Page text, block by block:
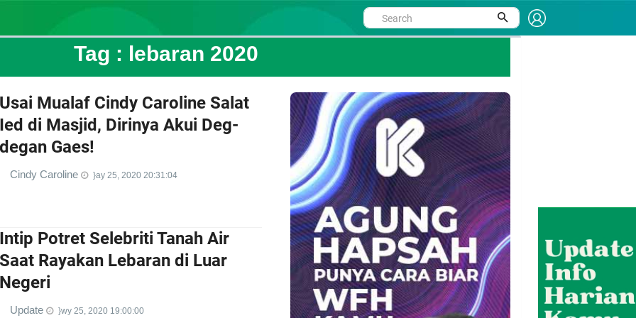
Tag : lebaran 2020
Usai Mualaf Cindy Caroline Salat
Ied di Masjid, Dirinya Akui Deg-
degan Gaes!
Cindy Caroline }ay 25, 2020 20:31:04
Intip Potret Selebriti Tanah Air
Saat Rayakan Lebaran di Luar
Negeri
Update }wy 25, 2020 19:00:00